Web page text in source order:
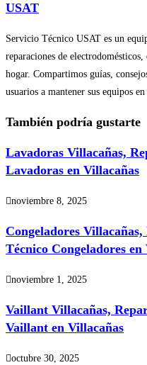
USAT
Servicio Técnico USAT es un
reparaciones de
hogar. Compartimos guías,
usuarios a mantener sus equipos
También podría gustarte
Lavadoras Villacañas,
Lavadoras en Villacañas
noviembre 8, 2025
Congeladores
Técnico Congeladores en
noviembre 1, 2025
Vaillant Villacañas,
Vaillant en Villacañas
octubre 30, 2025